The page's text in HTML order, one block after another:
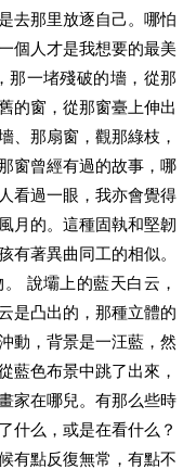
去那里放逐自己。哪怕
個人才是我想要的最美
那一堵殘破的墻，從那
的窗，從那窗臺上伸出
、那扇窗，觀那綠枝，
窗曾經有過的故事，哪
看過一眼，我亦會覺得
月的。這種固執和堅韌
有著異曲同工的相似。
說壩上的藍天白云，
是凸出的，那種立體的
動，背景是一汪藍，然
藍色布景中跳了出來，
家在哪兒。有那么些時
什么，或是在看什么？
有點反復無常，有點不